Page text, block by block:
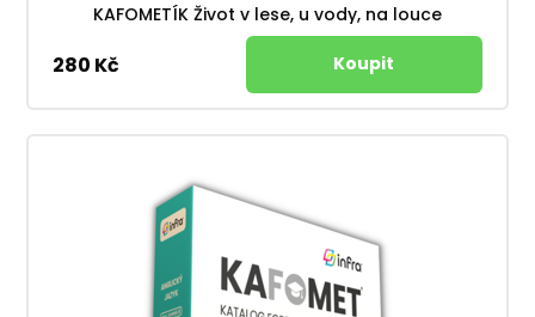
KAFOMETÍK Život v lese, u vody, na louce
280 Kč